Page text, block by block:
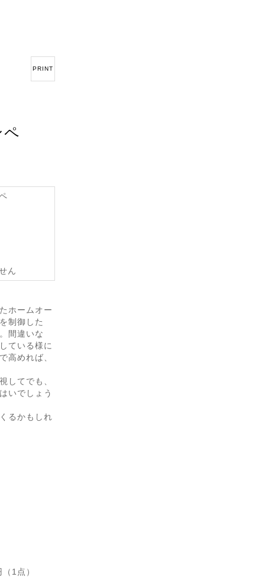
PRINT
ペ
ん
ホームオー
制御した
間違いな
ている様に
高めれば、
してでも、
いでしょう
るかもしれ
1点）